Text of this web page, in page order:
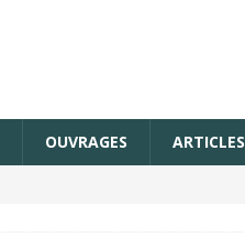
OUVRAGES ARTICLES